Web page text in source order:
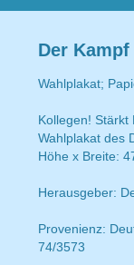
Der
Wahlplakat;
Kollegen! Stärkt
Wahlplakat des
Höhe x Breite:
Herausgeber:
Provenienz:
74/3573